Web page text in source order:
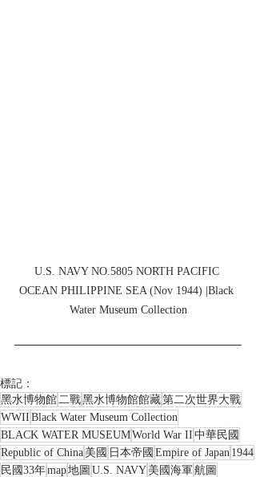
U.S. NAVY NO.5805 NORTH PACIFIC
OCEAN PHILIPPINE SEA (Nov 1944) |Black
Water Museum Collection
標記：
黑水博物館 二戰黑水博物館館藏第二次世界大戰
WWII Black Water Museum Collection
BLACK WATER MUSEUMWorld War II 中華民國
Republic of China 美國 日本帝國 Empire of Japan 1944
民國33年map地圖 U.S. NAVY 美國海軍航圖